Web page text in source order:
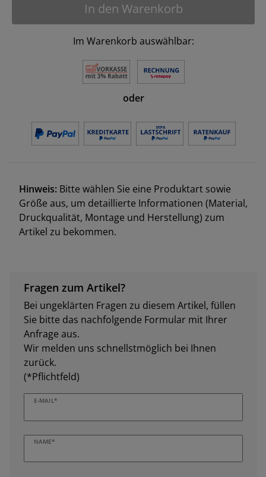
In den Warenkorb
Im Warenkorb auswählbar:
oder
Hinweis: Bitte wählen Sie eine Produktart sowie
Größe aus, um detaillierte Informationen (Material,
Druckqualität, Montage und Herstellung) zum
Artikel zu bekommen.
Fragen zum Artikel?
Bei ungeklärten Fragen zu diesem Artikel, füllen
Sie bitte das nachfolgende Formular mit Ihrer
Anfrage aus.
Wir melden uns schnellstmöglich bei Ihnen
zurück.
(*Pflichtfeld)
E-MAIL*
NAME*